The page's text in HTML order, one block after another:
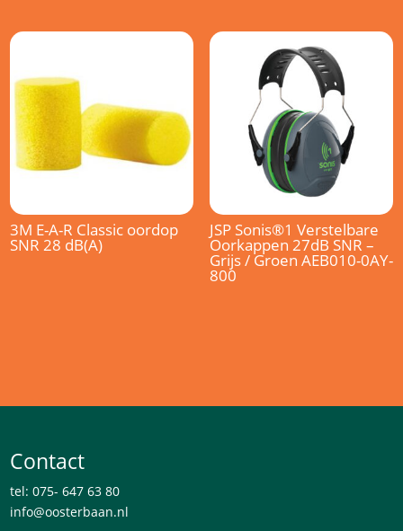
3M E-A-R Classic oordop
SNR 28 dB(A)
JSP Sonis®1 Verstelbare
Oorkappen 27dB SNR –
Grijs / Groen AEB010-0AY-
800
Contact
tel: 075- 647 63 80
info@oosterbaan.nl